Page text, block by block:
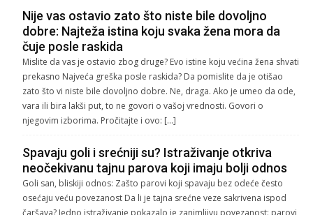
Nije vas ostavio zato što niste bile dovoljno
dobre: Najteža istina koju svaka žena mora da
čuje posle raskida
Mislite da vas je ostavio zbog druge? Evo istine koju većina žena shvati
prekasno Najveća greška posle raskida? Da pomislite da je otišao
zato što vi niste bile dovoljno dobre. Ne, draga. Ako je umeo da ode,
vara ili bira lakši put, to ne govori o vašoj vrednosti. Govori o
njegovim izborima. Pročitajte i ovo: […]
Spavaju goli i srećniji su? Istraživanje otkriva
neočekivanu tajnu parova koji imaju bolji odnos
Goli san, bliskiji odnos: Zašto parovi koji spavaju bez odeće često
osećaju veću povezanost Da li je tajna srećne veze sakrivena ispod
čaršava? Jedno istraživanje pokazalo je zanimljivu povezanost: parovi